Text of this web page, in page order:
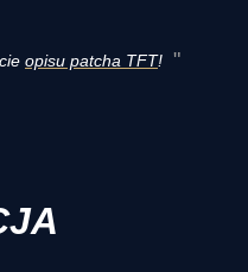
opisu patcha TFT!